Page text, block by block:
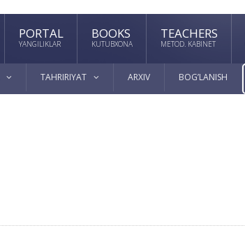
PORTAL
YANGILIKLAR
BOOKS
KUTUBXONA
TEACHERS
METOD. KABINET
TAHRIRIYAT ARXIV BOG’LANISH